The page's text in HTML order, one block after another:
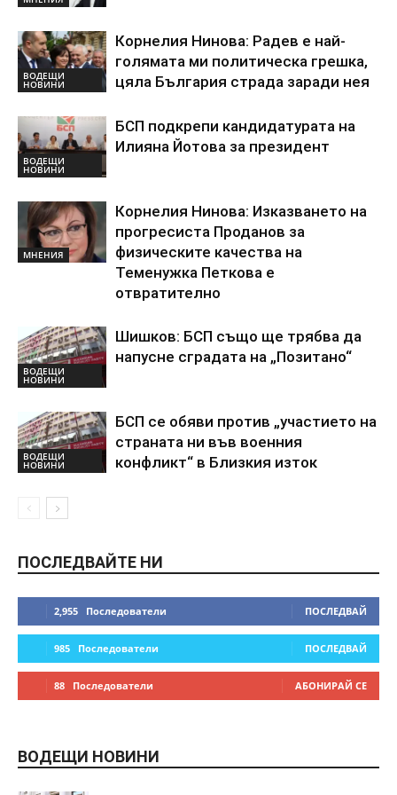
ВОДЕЩИ
НОВИНИ
Корнелия Нинова: Радев е най-
голямата ми политическа грешка,
цяла България страда заради нея
ВОДЕЩИ
НОВИНИ
БСП подкрепи кандидатурата на
Илияна Йотова за президент
МНЕНИЯ
Корнелия Нинова: Изказването на
прогресиста Проданов за
физическите качества на
Теменужка Петкова е
отвратително
ВОДЕЩИ
НОВИНИ
Шишков: БСП също ще трябва да
напусне сградата на „Позитано“
ВОДЕЩИ
НОВИНИ
БСП се обяви против „участието на
страната ни във военния
конфликт“ в Близкия изток
ПОСЛЕДВАЙТЕ НИ
2,955 Последователи ПОСЛЕДВАЙ
985 Последователи ПОСЛЕДВАЙ
88 Последователи АБОНИРАЙ СЕ
ВОДЕЩИ НОВИНИ